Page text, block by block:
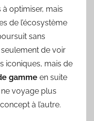
optimiser, mais
de l’écosystème
sans
seulement de voir
iconiques, mais de
gamme en suite
voyage plus
à l’autre.